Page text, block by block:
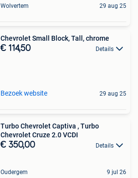
Wolvertem 29 aug 25
Chevrolet Small Block, Tall, chrome
€ 114,50 Details
Bezoek website 29 aug 25
Turbo Chevrolet Captiva , Turbo
Chevrolet Cruze 2.0 VCDI
€ 350,00 Details
Oudergem 9 jul 26